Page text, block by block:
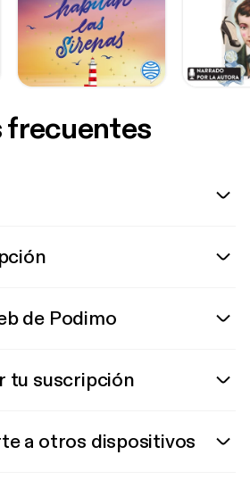
frecuentes
de Podimo
tu suscripción
a otros dispositivos